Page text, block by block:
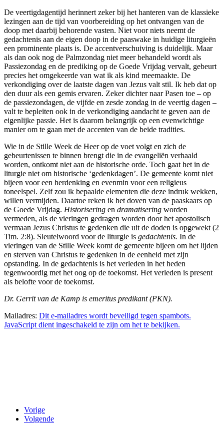
De veertigdagentijd herinnert zeker bij het hanteren van de klassieke
lezingen aan de tijd van voorbereiding op het ontvangen van de
doop met daarbij behorende vasten. Niet voor niets neemt de
gedachtenis aan de eigen doop in de paaswake in huidige liturgieën
een prominente plaats is. De accentverschuiving is duidelijk. Maar
als dan ook nog de Palmzondag niet meer behandeld wordt als
Passiezondag en de prediking op de Goede Vrijdag vervalt, gebeurt
precies het omgekeerde van wat ik als kind meemaakte. De
verkondiging over de laatste dagen van Jezus valt stil. Ik heb dat op
den duur als een gemis ervaren. Zeker dichter naar Pasen toe – op
de passiezondagen, de vijfde en zesde zondag in de veertig dagen –
valt te bepleiten ook in de verkondiging aandacht te geven aan de
eigenlijke passie. Het is daarom belangrijk op een evenwichtige
manier om te gaan met de accenten van de beide tradities.
Wie in de Stille Week de Heer op de voet volgt en zich de
gebeurtenissen te binnen brengt die in de evangeliën verhaald
worden, ontkomt niet aan de historische orde. Toch gaat het in de
liturgie niet om historische ‘gedenkdagen’. De gemeente komt niet
bijeen voor een herdenking en evenmin voor een religieus
toneelspel. Zelf zou ik bepaalde elementen die deze indruk wekken,
willen vermijden. Daartoe reken ik het doven van de paaskaars op
de Goede Vrijdag. Historisering en dramatisering worden
vermeden, als de vieringen gedragen worden door het apostolisch
vermaan Jezus Christus te gedenken die uit de doden is opgewekt (2
Tim. 2:8). Sleutelwoord voor de liturgie is gedachtenis. In de
vieringen van de Stille Week komt de gemeente bijeen om het lijden
en sterven van Christus te gedenken in de eenheid met zijn
opstanding. In de gedachtenis is het verleden in het heden
tegenwoordig met het oog op de toekomst. Het verleden is present
als belofte voor de toekomst.
Dr. Gerrit van de Kamp is emeritus predikant (PKN).
Mailadres: Dit e-mailadres wordt beveiligd tegen spambots.
JavaScript dient ingeschakeld te zijn om het te bekijken.
Vorige
Volgende